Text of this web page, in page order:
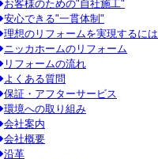
お客様のための"自社施工"
安心できる"一貫体制"
理想のリフォームを実現するには
ニッカホームのリフォーム
リフォームの流れ
よくある質問
保証・アフターサービス
環境への取り組み
会社案内
会社概要
沿革